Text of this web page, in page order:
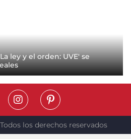
ley y el orden: UVE' se
Todos los derechos reservados